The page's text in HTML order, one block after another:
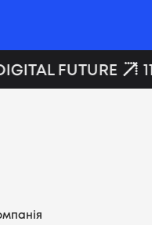
FUTURE